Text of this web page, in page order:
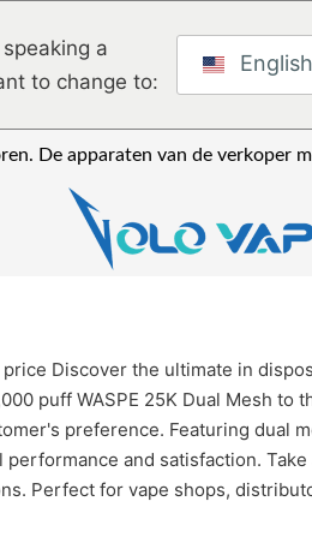
a
to change to:
English
De apparaten van de verkoper
Discover the ultimate in
puff WASPE 25K Dual Mesh
preference. Featuring dual
performance and satisfaction.
Perfect for vape shops,